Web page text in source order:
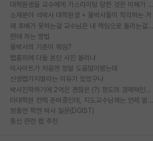
대학원생들 교수에게 가스라이팅 당한 것은 이해가 갑니다. 안타깝네요.
소재분야 석박사 대학원생 + 물박사들이 착각하는 거
왜 후배가 못하는걸 교수님은 내 책임으로 돌리는걸까요?
편애 하는 방법
물박사의 기준이 뭐임?
랩홈피에 다들 본인 사진 올리냐
이사이트가 처음엔 정말 도움많이됐는데
신생랩가지말라는 이유가 있었구나
박사진학하기에 2억은 괜찮은 (?) 정도의 경제력인가요
타대학원 컨텍 준비중인데, 지도교수님께는 언제 말씀드려야 할까요?
정출연 학연 박사 질문(DGIST)
통신 관련 랩 추천